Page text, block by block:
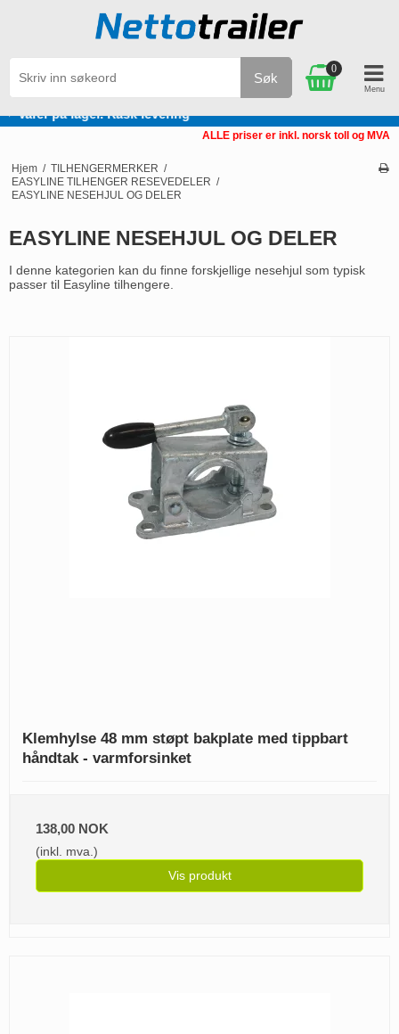
Varer på lager. Rask levering
Søk
0
ALLE priser er inkl. norsk toll og MVA
Hjem / TILHENGERMERKER /
EASYLINE TILHENGER RESEVEDELER /
EASYLINE NESEHJUL OG DELER
EASYLINE NESEHJUL OG DELER
I denne kategorien kan du finne forskjellige nesehjul som typisk
passer til Easyline tilhengere.
Klemhylse 48 mm støpt bakplate med tippbart
håndtak - varmforsinket
138,00 NOK
(inkl. mva.)
Vis produkt